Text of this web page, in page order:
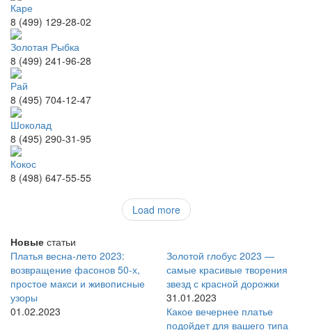
Каре
8 (499) 129-28-02
Золотая Рыбка
8 (499) 241-96-28
Рай
8 (495) 704-12-47
Шоколад
8 (495) 290-31-95
Кокос
8 (498) 647-55-55
Load more
Новые статьи
Платья весна-лето 2023:
возвращение фасонов 50-х,
простое макси и живописные
узоры
01.02.2023
Золотой глобус 2023 —
самые красивые творения
звезд с красной дорожки
31.01.2023
Какое вечернее платье
подойдет для вашего типа